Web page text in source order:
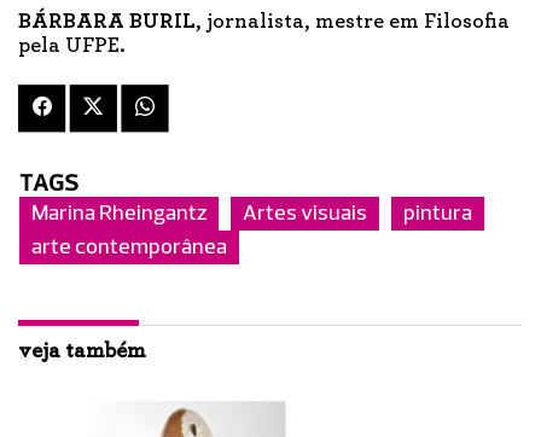
BÁRBARA BURIL, jornalista, mestre em Filosofia
pela UFPE.
TAGS
Marina Rheingantz Artes visuais
pintura
arte contemporânea
veja também